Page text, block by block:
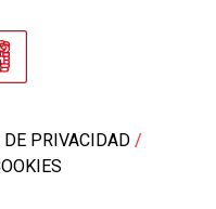
PRIVACIDAD /